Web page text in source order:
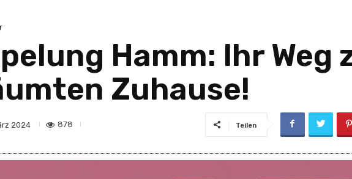
Hamm: Ihr Weg
Zuhause!
2024 878 Teilen